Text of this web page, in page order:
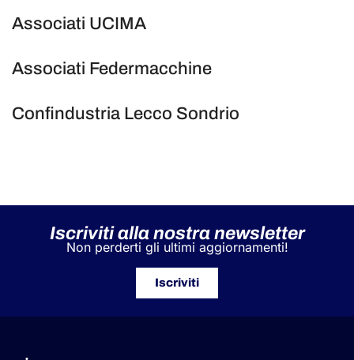
Associati UCIMA
Associati Federmacchine
Confindustria Lecco Sondrio
Iscriviti alla nostra newsletter
Non perderti gli ultimi aggiornamenti!
Iscriviti